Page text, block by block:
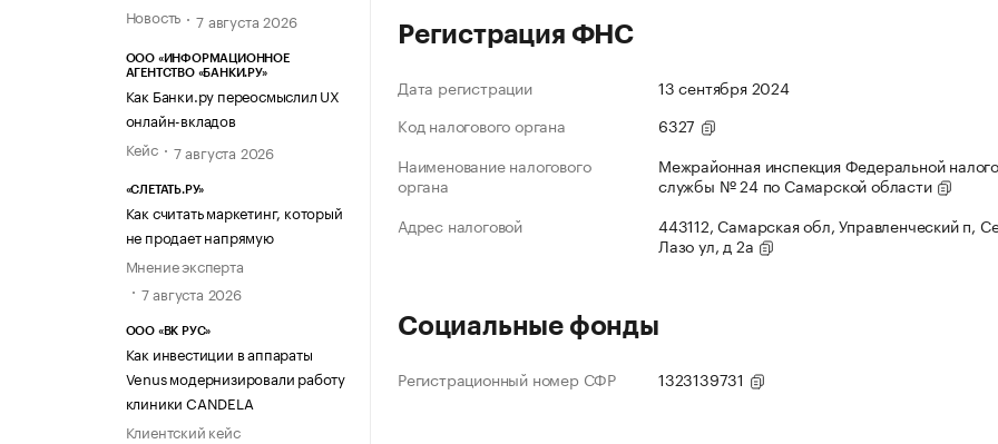
Новость
7 августа 2026
ООО «ИНФОРМАЦИОННОЕ
АГЕНТСТВО «БАНКИ.РУ»
Как Банки.ру переосмыслил UX
онлайн-вкладов
Кейс
7 августа 2026
«СЛЕТАТЬ.РУ»
Как считать маркетинг, который
не продает напрямую
Мнение эксперта
7 августа 2026
ООО «ВК РУС»
Как инвестиции в аппараты
Venus модернизировали работу
клиники CANDELA
Клиентский кейс
Регистрация ФНС
Дата регистрации
13 сентября 2024
Код налогового органа
6327
Наименование налогового
органа
Межрайонная инспекция Федеральной
службы № 24 по Самарской области
Адрес налоговой
443112, Самарская обл, Управленческий п,
Лазо ул, д 2а
Социальные фонды
Регистрационный номер СФР 1323139731